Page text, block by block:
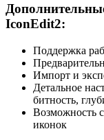
IconEdit2:
Поддержка
Импорт и
Детальное
битность,
Возможность
иконок